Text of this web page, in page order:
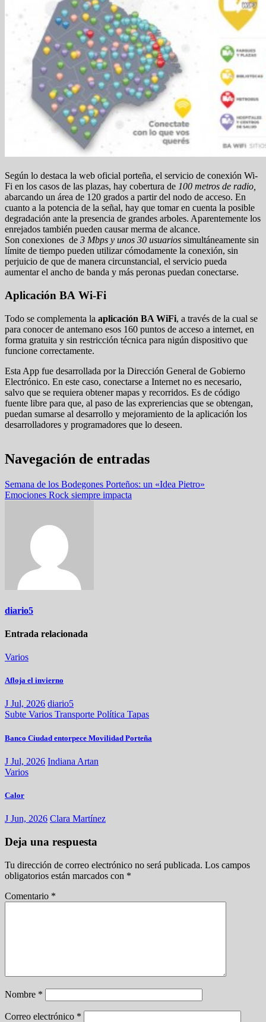
Según lo destaca la web oficial porteña, el servicio de conexión Wi-
Fi en los casos de las plazas, hay cobertura de 100 metros de radio,
abarcando un área de 120 grados a partir del nodo de acceso. En
cuanto a la potencia de la señal, hay que tomar en cuenta la posible
degradación ante la presencia de grandes arboles. Aparentemente los
enrejados también pueden causar merma de alcance.
Son conexiones de 3 Mbps y unos 30 usuarios simultáneamente sin
límite de tiempo pueden utilizar cómodamente la conexión, sin
perjuicio de que de manera circunstancial, el servicio pueda
aumentar el ancho de banda y más peronas puedan conectarse.
Aplicación BA Wi-Fi
Todo se complementa la aplicación BA WiFi, a través de la cual se
para conocer de antemano esos 160 puntos de acceso a internet, en
forma gratuita y sin restricción técnica para nigún dispositivo que
funcione correctamente.
Esta App fue desarrollada por la Dirección General de Gobierno
Electrónico. En este caso, conectarse a Internet no es necesario,
salvo que se requiera obtener mapas y recorridos. Es de código
fuente libre para que, al paso de las expreriencias que se obtengan,
puedan sumarse al desarrollo y mejoramiento de la aplicación los
desarrolladores y programadores que lo deseen.
Navegación de entradas
Semana de los Bodegones Porteños: un «Idea Pietro»
Emociones Rock siempre impacta
diario5
Entrada relacionada
Varios
Afloja el invierno
J Jul, 2026 diario5
Subte Varios Transporte Política Tapas
Banco Ciudad entorpece Movilidad Porteña
J Jul, 2026 Indiana Artan
Varios
Calor
J Jun, 2026 Clara Martínez
Deja una respuesta
Tu dirección de correo electrónico no será publicada. Los campos
obligatorios están marcados con *
Comentario *
Nombre *
Correo electrónico *